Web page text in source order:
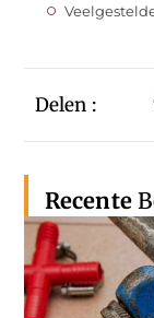
Delen :
Recente